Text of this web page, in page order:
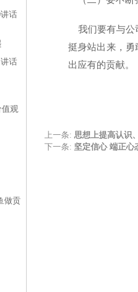
话
话
观
做贡
我们要有与公
挺身站出来，
出应有的贡献。
上一条: 思想上提高认识
下一条: 坚定信心 端正